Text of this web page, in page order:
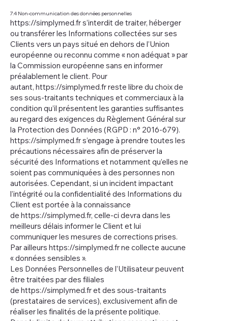
7.4 Non-communication des données personnelles
https://simplymed.frs’interdit de traiter, héberger
ou transférer les Informations collectées sur ses
Clients vers un pays situé en dehors de l’Union
européenne ou reconnu comme « non adéquat » par
la Commission européenne sans en informer
préalablement le client. Pour
autant, https://simplymed.frreste libre du choix de
ses sous-traitants techniques et commerciaux à la
condition qu’il présentent les garanties suffisantes
au regard des exigences du Règlement Général sur
la Protection des Données (RGPD : n° 2016-679).
https://simplymed.frs’engage à prendre toutes les
précautions nécessaires afin de préserver la
sécurité des Informations et notamment qu’elles ne
soient pas communiquées à des personnes non
autorisées. Cependant, si un incident impactant
l’intégrité ou la confidentialité des Informations du
Client est portée à la connaissance
de https://simplymed.fr, celle-ci devra dans les
meilleurs délais informer le Client et lui
communiquer les mesures de corrections prises.
Par ailleurs https://simplymed.frne collecte aucune
« données sensibles ».
Les Données Personnelles de l’Utilisateur peuvent
être traitées par des filiales
de https://simplymed.fret des sous-traitants
(prestataires de services), exclusivement afin de
réaliser les finalités de la présente politique.